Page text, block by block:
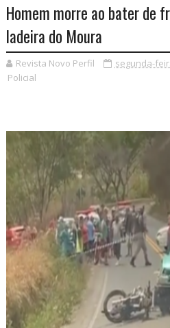
Homem morre ao bater de
ladeira do Moura
Revista Novo Perfil
segunda-
Policial